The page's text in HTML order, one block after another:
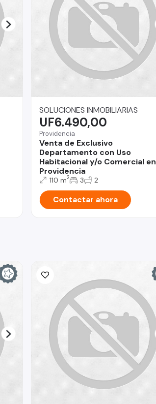
SOLUCIONES INMOBILIARIAS
Providencia
Venta de Exclusivo
Departamento con Uso
Habitacional y/o Comercial en
Providencia
UF6.490,00
110 m2 3 2
Contactar ahora